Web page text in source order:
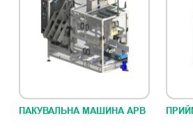
ПАКУВАЛЬНА МАШИНА АРВ